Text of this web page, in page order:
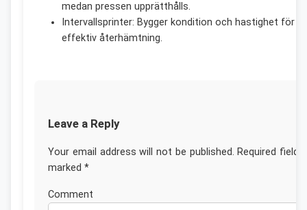
medan pressen upprätthålls.
Intervallsprinter: Bygger kondition och hastighet för
effektiv återhämtning.
Leave a Reply
Your email address will not be published. Required fields
marked *